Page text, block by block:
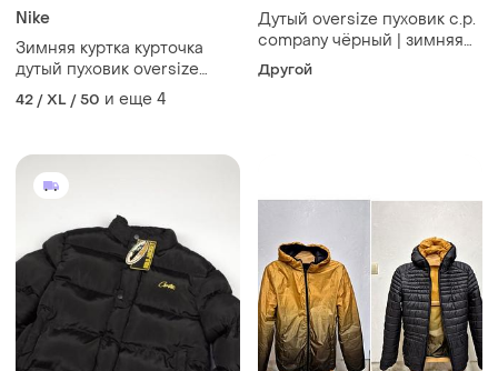
Nike
Зимняя куртка курточка
дутый пуховик oversize
corteiz
42 / XL / 50 и еще 4
Дутый oversize пуховик c.p.
company чёрный | зимняя
куртка пухан унисекс cp
company, тёплая курточка
Другой